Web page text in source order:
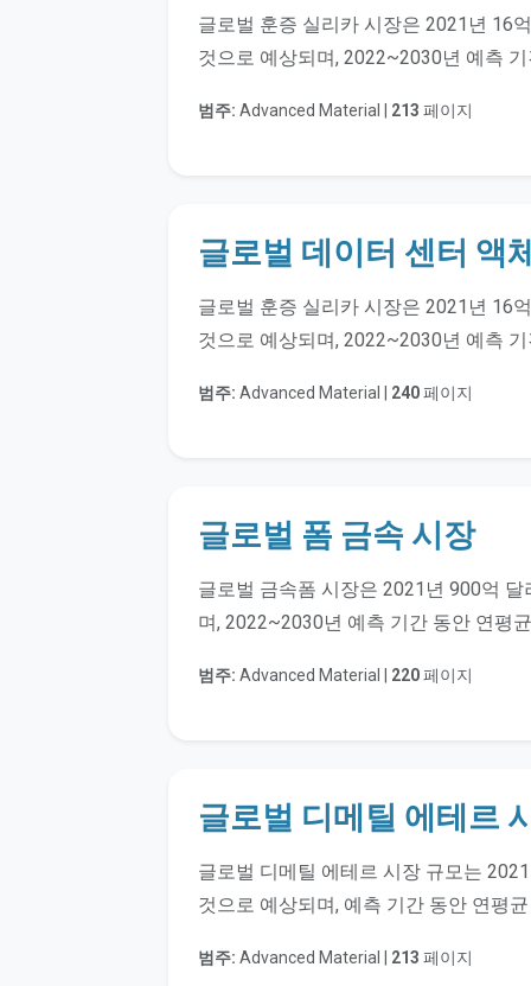
글로벌 훈증 실리카 시장은 2021년 16
것으로 예상되며, 2022~2030년 예측
범주: Advanced Material | 213 페이지
글로벌 데이터 센터 액
글로벌 훈증 실리카 시장은 2021년 16
것으로 예상되며, 2022~2030년 예측
범주: Advanced Material | 240페이지
글로벌 폼 금속 시장
글로벌 금속폼 시장은 2021년 900억
며, 2022~2030년 예측 기간 동안 연평
범주: Advanced Material | 220페이지
글로벌 디메틸 에테르
글로벌 디메틸 에테르 시장 규모는
것으로 예상되며, 예측 기간 동안 연평
범주: Advanced Material | 213 페이지